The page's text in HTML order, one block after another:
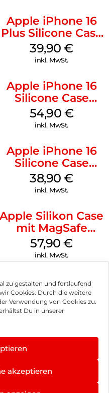
zu gestalten und fortlaufend
Cookies. Durch die weitere
Verwendung von Cookies zu.
Du in unserer
akzeptieren
Apple iPhone 16
Plus Silicone Case
MagSafe Plum
39,90€
inkl. MwSt.
Apple iPhone 16
Silicone Case
MagSafe Lake
Green
54,90 €
inkl. MwSt.
Apple iPhone 16
Silicone Case
MagSafe
Ultramarine
38,90€
inkl. MwSt.
Apple Silikon Case
mit MagSafe
iPhone 14 Pro
(PRODUCT)RED
57,90€
inkl. MwSt.